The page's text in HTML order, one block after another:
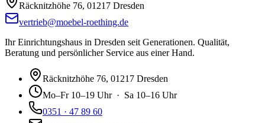
Räcknitzhöhe 76, 01217 Dresden
vertrieb@moebel-roething.de
Ihr Einrichtungshaus in Dresden seit Generationen. Qualität,
Beratung und persönlicher Service aus einer Hand.
Räcknitzhöhe 76, 01217 Dresden
Mo–Fr 10–19 Uhr · Sa 10–16 Uhr
0351 · 47 89 60